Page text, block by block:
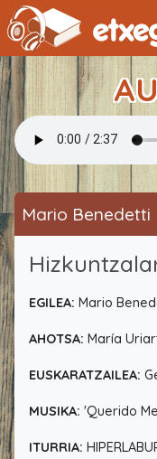
Mario Benedetti
EGILEA: Mario
AHOTSA: María
EUSKARATZAILEA:
MUSIKA: 'Querido
ITURRIA: